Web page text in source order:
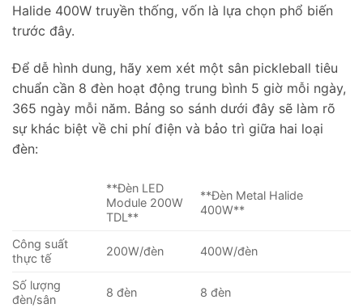
Halide 400W truyền thống, vốn là lựa chọn phổ biến
trước đây.
Để dễ hình dung, hãy xem xét một sân pickleball tiêu
chuẩn cần 8 đèn hoạt động trung bình 5 giờ mỗi ngày,
365 ngày mỗi năm. Bảng so sánh dưới đây sẽ làm rõ
sự khác biệt về chi phí điện và bảo trì giữa hai loại
đèn:
**Đèn LED
Module 200W
TDL**
**Đèn Metal Halide
400W**
Công suất
thực tế
200W/đèn 400W/đèn
Số lượng
đèn/sân
8 đèn 8 đèn